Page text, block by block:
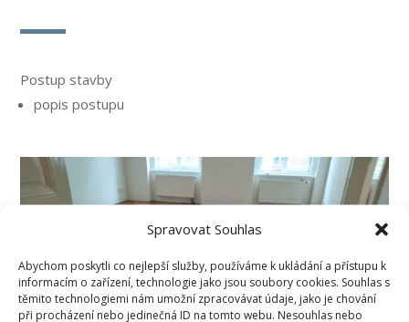
Spravovat Souhlas
Abychom poskytli co nejlepší služby, používáme k ukládání a přístupu k
informacím o zařízení, technologie jako jsou soubory cookies. Souhlas s
těmito technologiemi nám umožní zpracovávat údaje, jako je chování
při procházení nebo jedinečná ID na tomto webu. Nesouhlas nebo
Postup stavby
popis postupu